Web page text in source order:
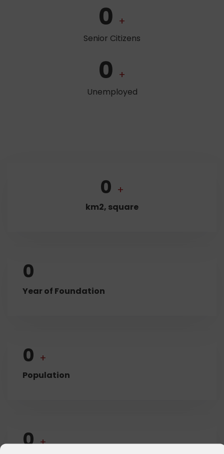
0 +
Senior Citizens
0 +
Unemployed
0 +
km2, square
0
Year of Foundation
0 +
Population
0 +